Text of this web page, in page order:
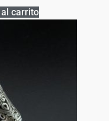
carrito